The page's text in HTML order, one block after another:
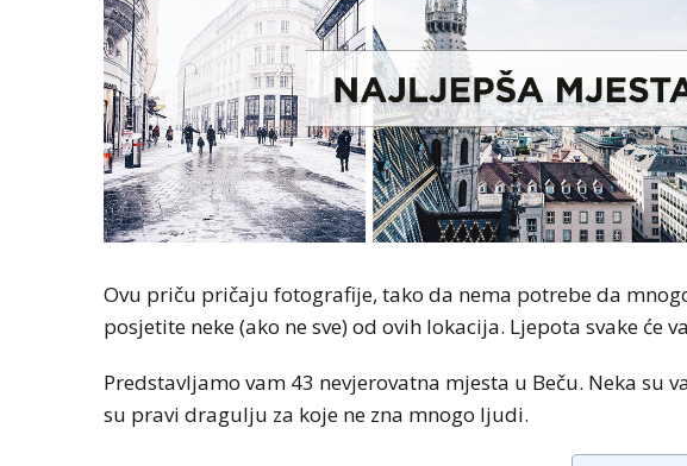
Ovu priču pričaju fotografije, tako da nema potrebe da
posjetite neke (ako ne sve) od ovih lokacija. Ljepota svake će
Predstavljamo vam 43 nevjerovatna mjesta u Beču. Neka su
su pravi dragulju za koje ne zna mnogo ljudi.